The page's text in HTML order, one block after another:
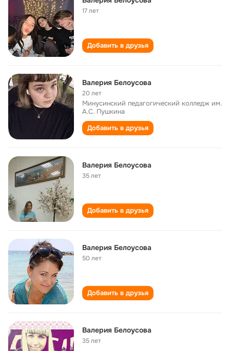
17 лет
Добавить в друзья
Валерия Белоусова
20 лет
Минусинский педагогический колледж им.
А.С. Пушкина
Добавить в друзья
Валерия Белоусова
35 лет
Добавить в друзья
Валерия Белоусова
50 лет
Добавить в друзья
Валерия Белоусова
35 лет